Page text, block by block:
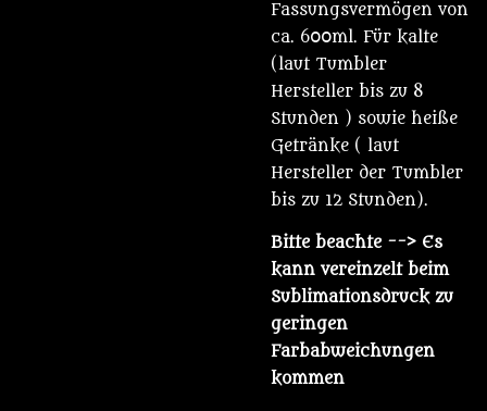
Fassungsvermögen von
ca. 600ml. Für kalte
(laut Tumbler
Hersteller bis zu 8
Stunden ) sowie heiße
Getränke ( laut
Hersteller der Tumbler
bis zu 12 Stunden).
Bitte beachte --> Es
kann vereinzelt beim
Sublimationsdruck zu
geringen
Farbabweichungen
kommen